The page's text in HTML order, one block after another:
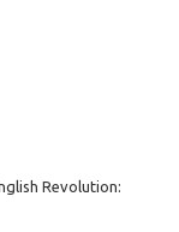
Revolution: